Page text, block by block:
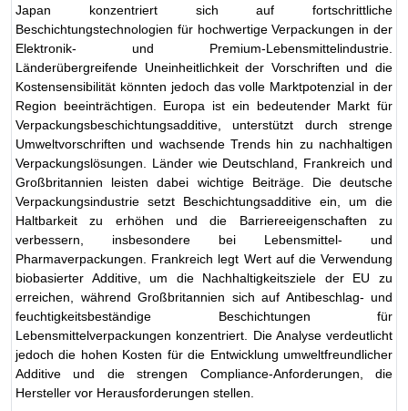
Japan konzentriert sich auf fortschrittliche
Beschichtungstechnologien für hochwertige Verpackungen in der
Elektronik- und Premium-Lebensmittelindustrie.
Länderübergreifende Uneinheitlichkeit der Vorschriften und die
Kostensensibilität könnten jedoch das volle Marktpotenzial in der
Region beeinträchtigen. Europa ist ein bedeutender Markt für
Verpackungsbeschichtungsadditive, unterstützt durch strenge
Umweltvorschriften und wachsende Trends hin zu nachhaltigen
Verpackungslösungen. Länder wie Deutschland, Frankreich und
Großbritannien leisten dabei wichtige Beiträge. Die deutsche
Verpackungsindustrie setzt Beschichtungsadditive ein, um die
Haltbarkeit zu erhöhen und die Barriereeigenschaften zu
verbessern, insbesondere bei Lebensmittel- und
Pharmaverpackungen. Frankreich legt Wert auf die Verwendung
biobasierter Additive, um die Nachhaltigkeitsziele der EU zu
erreichen, während Großbritannien sich auf Antibeschlag- und
feuchtigkeitsbeständige Beschichtungen für
Lebensmittelverpackungen konzentriert. Die Analyse verdeutlicht
jedoch die hohen Kosten für die Entwicklung umweltfreundlicher
Additive und die strengen Compliance-Anforderungen, die
Hersteller vor Herausforderungen stellen.